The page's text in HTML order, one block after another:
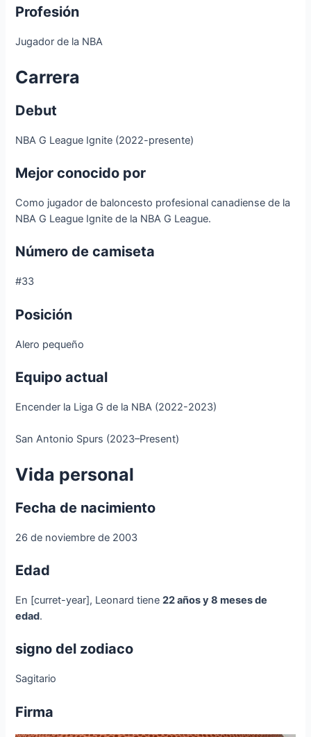
Profesión
Jugador de la NBA
Carrera
Debut
NBA G League Ignite (2022-presente)
Mejor conocido por
Como jugador de baloncesto profesional canadiense de la
NBA G League Ignite de la NBA G League.
Número de camiseta
#33
Posición
Alero pequeño
Equipo actual
Encender la Liga G de la NBA (2022-2023)
San Antonio Spurs (2023–Present)
Vida personal
Fecha de nacimiento
26 de noviembre de 2003
Edad
En [curret-year], Leonard tiene22 años y 8 meses de
edad.
signo del zodiaco
Sagitario
Firma